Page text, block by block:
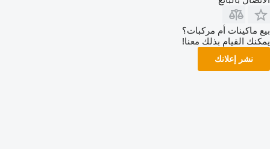
بيع ماكينات أم مركبات؟
يمكنك القيام بذلك معنا!
نشر إعلانك